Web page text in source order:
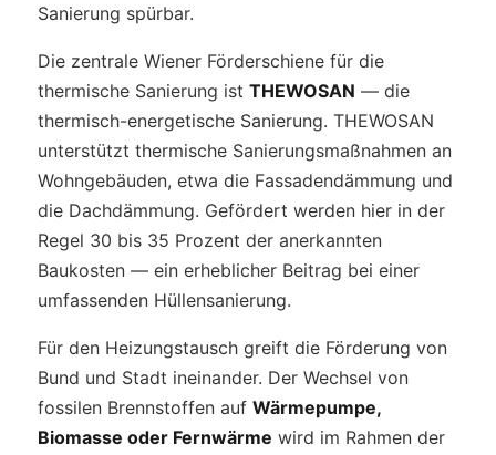
Sanierung spürbar.
Die zentrale Wiener Förderschiene für die
thermische Sanierung ist THEWOSAN — die
thermisch-energetische Sanierung. THEWOSAN
unterstützt thermische Sanierungsmaßnahmen an
Wohngebäuden, etwa die Fassadendämmung und
die Dachdämmung. Gefördert werden hier in der
Regel 30 bis 35 Prozent der anerkannten
Baukosten — ein erheblicher Beitrag bei einer
umfassenden Hüllensanierung.
Für den Heizungstausch greift die Förderung von
Bund und Stadt ineinander. Der Wechsel von
fossilen Brennstoffen auf Wärmepumpe,
Biomasse oder Fernwärme wird im Rahmen der